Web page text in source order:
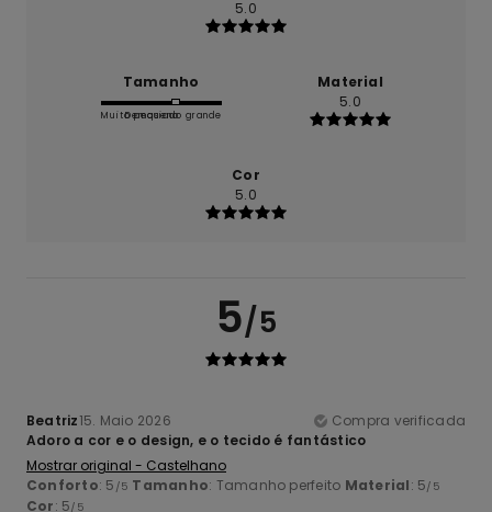
5.0
Tamanho
Muito pequeno
Demasiado grande
Material
5.0
Cor
5.0
5/5
Beatriz15. Maio 2026
Compra verificada
Adoro a cor e o design, e o tecido é fantástico
Mostrar original - Castelhano
Conforto: 5 /5 Tamanho: Tamanho perfeito Material: 5/5
Cor: 5/5